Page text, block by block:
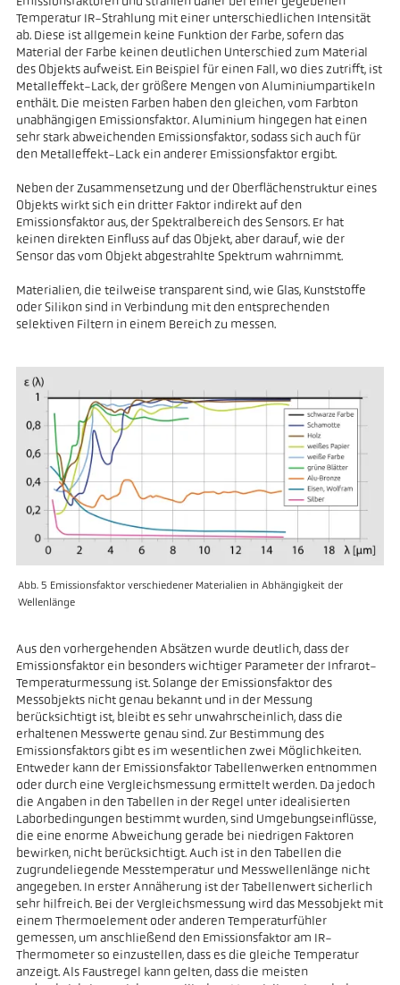
Temperatur IR-Strahlung mit einer unterschiedlichen Intensität
ab. Diese ist allgemein keine Funktion der Farbe, sofern das
Material der Farbe keinen deutlichen Unterschied zum Material
des Objekts aufweist. Ein Beispiel für einen Fall, wo dies zutrifft, ist
Metalleffekt-Lack, der größere Mengen von Aluminiumpartikeln
enthält. Die meisten Farben haben den gleichen, vom Farbton
unabhängigen Emissionsfaktor. Aluminium hingegen hat einen
sehr stark abweichenden Emissionsfaktor, sodass sich auch für
den Metalleffekt-Lack ein anderer Emissionsfaktor ergibt.
Neben der Zusammensetzung und der Oberflächenstruktur eines
Objekts wirkt sich ein dritter Faktor indirekt auf den
Emissionsfaktor aus, der Spektralbereich des Sensors. Er hat
keinen direkten Einfluss auf das Objekt, aber darauf, wie der
Sensor das vom Objekt abgestrahlte Spektrum wahrnimmt.
Materialien, die teilweise transparent sind, wie Glas, Kunststoffe
oder Silikon sind in Verbindung mit den entsprechenden
selektiven Filtern in einem Bereich zu messen.
Abb. 5 Emissionsfaktor verschiedener Materialien in Abhängigkeit der
Wellenlänge
Aus den vorhergehenden Absätzen wurde deutlich, dass der
Emissionsfaktor ein besonders wichtiger Parameter der Infrarot-
Temperaturmessung ist. Solange der Emissionsfaktor des
Messobjekts nicht genau bekannt und in der Messung
berücksichtigt ist, bleibt es sehr unwahrscheinlich, dass die
erhaltenen Messwerte genau sind. Zur Bestimmung des
Emissionsfaktors gibt es im wesentlichen zwei Möglichkeiten.
Entweder kann der Emissionsfaktor Tabellenwerken entnommen
oder durch eine Vergleichsmessung ermittelt werden. Da jedoch
die Angaben in den Tabellen in der Regel unter idealisierten
Laborbedingungen bestimmt wurden, sind Umgebungseinflüsse,
die eine enorme Abweichung gerade bei niedrigen Faktoren
bewirken, nicht berücksichtigt. Auch ist in den Tabellen die
zugrundeliegende Messtemperatur und Messwellenlänge nicht
angegeben. In erster Annäherung ist der Tabellenwert sicherlich
sehr hilfreich. Bei der Vergleichsmessung wird das Messobjekt mit
einem Thermoelement oder anderen Temperaturfühler
gemessen, um anschließend den Emissionsfaktor am IR-
Thermometer so einzustellen, dass es die gleiche Temperatur
anzeigt. Als Faustregel kann gelten, dass die meisten